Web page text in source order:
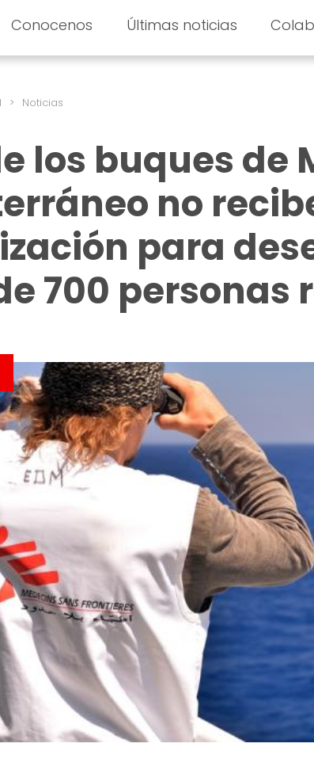
Conocenos Últimas noticias
> Noticias
los buques de
no
para
700 personas